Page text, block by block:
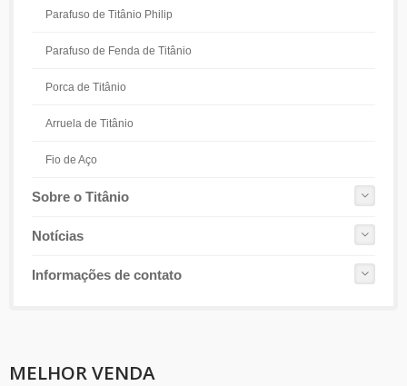
Parafuso de Titânio Philip
Parafuso de Fenda de Titânio
Porca de Titânio
Arruela de Titânio
Fio de Aço
Sobre o Titânio
Notícias
Informações de contato
MELHOR VENDA